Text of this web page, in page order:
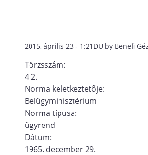
2015, április 23 - 1:21DU by Benefi
Törzsszám:
4.2.
Norma keletkeztetője:
Belügyminisztérium
Norma típusa:
ügyrend
Dátum:
1965. december 29.